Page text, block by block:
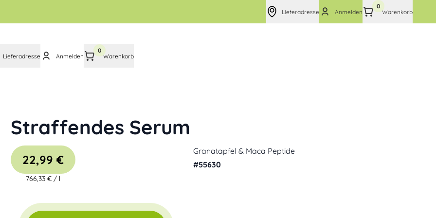
Lieferadresse Anmelden
0
Warenkorb
Lieferadresse Anmelden
0
Warenkorb
Straffendes Serum
Granatapfel & Maca Peptide
#55630
22,99 €
766,33 € / l